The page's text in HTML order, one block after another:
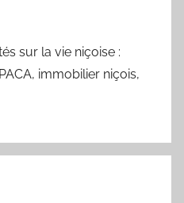
sur la vie niçoise :
immobilier niçois,